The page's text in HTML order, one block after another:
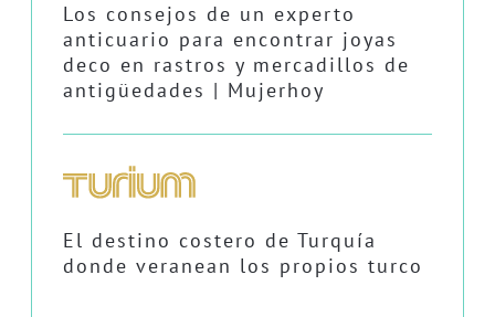
Los consejos de un experto
anticuario para encontrar joyas
deco en rastros y mercadillos de
antigüedades | Mujerhoy
El destino costero de Turquía
donde veranean los propios turco